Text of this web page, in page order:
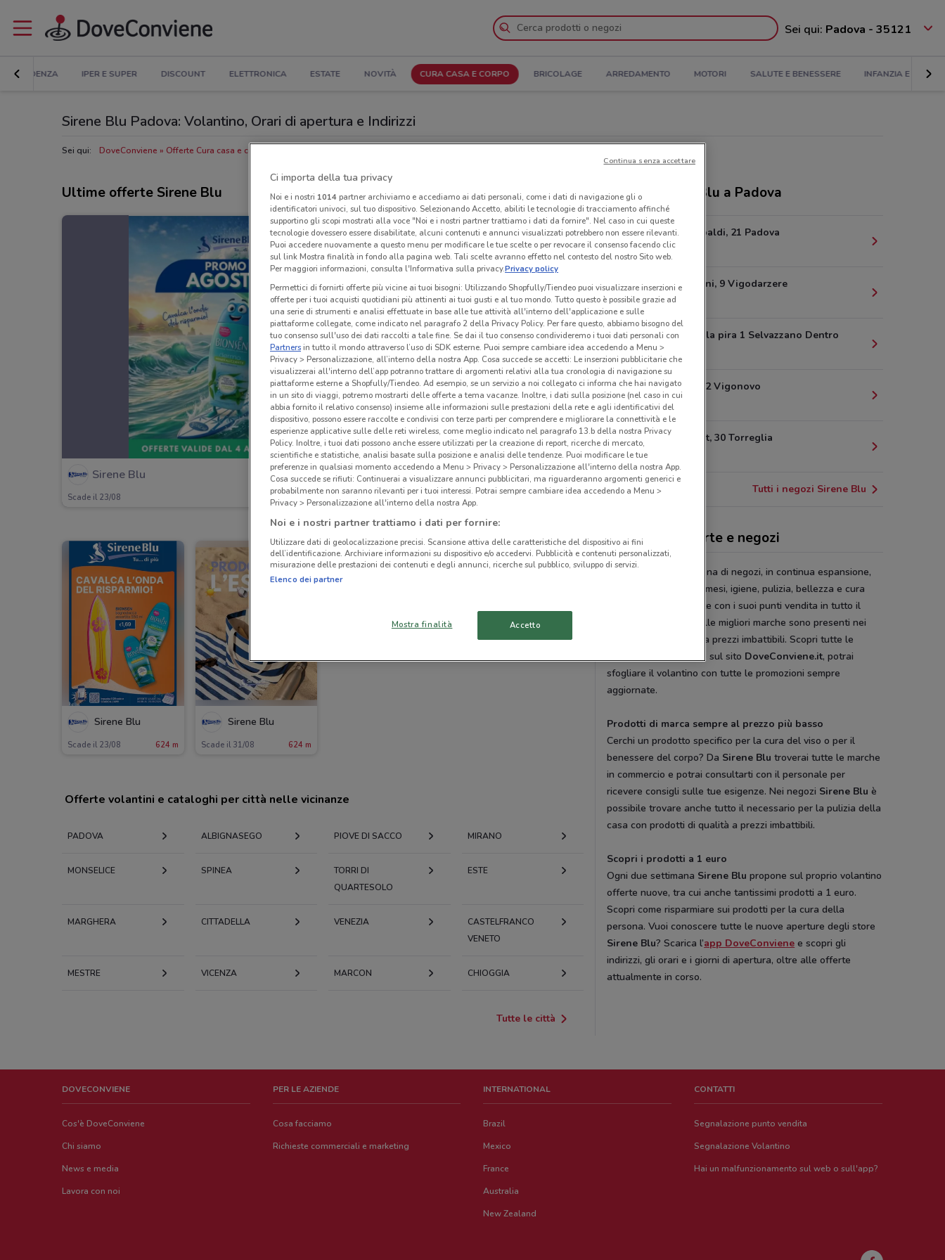
Sei qui: Padova - 35121
IN EVIDENZA IPER E SUPER DISCOUNT ELETTRONICA ESTATE NOVITÀ CURA CASA E CORPO BRICOLAGE ARREDAMENTO MOTORI SALUTE E BENESSERE INFANZIA E GIOCHI
Sirene Blu Padova: Volantino, Orari di apertura e Indirizzi
Sei qui: DoveConviene Offerte Cura casa e corpo a Padova
Ultime offerte Sirene Blu
Sirene Blu
Scade il 23/08
Sirene Blu
Scade il 23/08 624 m
Sirene Blu
Scade il 31/08 624 m
Offerte volantini e cataloghi per città nelle vicinanze
PADOVA ALBIGNASEGO PIOVE DI SACCO MIRANO
MONSELICE SPINEA
TORRI DI
QUARTESOLO
ESTE
MARGHERA CITTADELLA VENEZIA
CASTELFRANCO
VENETO
MESTRE VICENZA MARCON CHIOGGIA
Tutte le città
Negozi Sirene Blu a Padova
Corso Garibaldi, 21 Padova
624 m
Via Ca' Pisani, 9 Vigodarzere
5.8 km
Via giorgio la pira 1 Selvazzano Dentro
8.1 km
Via G. Alpi, 2 Vigonovo
9.8 km
Via Bachelet, 30 Torreglia
Tutti i negozi Sirene Blu
Sirene Blu, offerte e negozi
Sirene Blu
è una catena di negozi, in continua espansione,
specializzati nella cosmesi, igiene, pulizia, bellezza e cura
della persona presente con i suoi punti vendita in tutto il
Nord Est. I prodotti delle migliori marche sono presenti nei
punti vendita sempre a prezzi imbattibili. Scopri tutte le
offerte per il risparmio sul sito DoveConviene.it, potrai
sfogliare il volantino con tutte le promozioni sempre
aggiornate.
Prodotti di marca sempre al prezzo più basso
Cerchi un prodotto specifico per la cura del viso o per il
benessere del corpo? Da Sirene Blu troverai tutte le marche
in commercio e potrai consultarti con il personale per
ricevere consigli sulle tue esigenze. Nei negozi Sirene Blu è
possibile trovare anche tutto il necessario per la pulizia della
casa con prodotti di qualità a prezzi imbattibili.
Scopri i prodotti a 1 euro
Ogni due settimana Sirene Blu propone sul proprio volantino
offerte nuove, tra cui anche tantissimi prodotti a 1 euro.
Scopri come risparmiare sui prodotti per la cura della
persona. Vuoi conoscere tutte le nuove aperture degli store
Sirene Blu? Scarica l’app DoveConviene e scopri gli
indirizzi, gli orari e i giorni di apertura, oltre alle offerte
attualmente in corso.
DOVECONVIENE
Cos'è DoveConviene
Chi siamo
News e media
Lavora con noi
PER LE AZIENDE
Cosa facciamo
Richieste commerciali e marketing
INTERNATIONAL
Brazil
Mexico
France
Australia
New Zealand
CONTATTI
Segnalazione punto vendita
Segnalazione Volantino
Hai un malfunzionamento sul web o sull'app?
Ci importa della tua privacy
Noi e i nostri 1014partner archiviamo e accediamo ai dati personali, come i dati di navigazione gli o
identificatori univoci, sul tuo dispositivo. Selezionando Accetto, abiliti le tecnologie di tracciamento affinché
supportino gli scopi mostrati alla voce "Noi e i nostri partner trattiamo i dati da fornire". Nel caso in cui queste
tecnologie dovessero essere disabilitate, alcuni contenuti e annunci visualizzati potrebbero non essere rilevanti.
Puoi accedere nuovamente a questo menu per modificare le tue scelte o per revocare il consenso facendo clic
sul link Mostra finalità in fondo alla pagina web. Tali scelte avranno effetto nel contesto del nostro Sito web.
Per maggiori informazioni, consulta l'Informativa sulla privacy.Privacy policy
Permettici di fornirti offerte più vicine ai tuoi bisogni: Utilizzando Shopfully/Tiendeo puoi visualizzare inserzioni e
offerte per i tuoi acquisti quotidiani più attinenti ai tuoi gusti e al tuo mondo. Tutto questo è possibile grazie ad
una serie di strumenti e analisi effettuate in base alle tue attività all'interno dell'applicazione e sulle
piattaforme collegate, come indicato nel paragrafo 2 della Privacy Policy. Per fare questo, abbiamo bisogno del
tuo consenso sull'uso dei dati raccolti a tale fine. Se dai il tuo consenso condivideremo i tuoi dati personali con
Partnersin tutto il mondo attraverso l’uso di SDK esterne. Puoi sempre cambiare idea accedendo a Menu >
Privacy > Personalizzazione, all’interno della nostra App. Cosa succede se accetti: Le inserzioni pubblicitarie che
visualizzerai all'interno dell’app potranno trattare di argomenti relativi alla tua cronologia di navigazione su
piattaforme esterne a Shopfully/Tiendeo. Ad esempio, se un servizio a noi collegato ci informa che hai navigato
in un sito di viaggi, potremo mostrarti delle offerte a tema vacanze. Inoltre, i dati sulla posizione (nel caso in cui
abbia fornito il relativo consenso) insieme alle informazioni sulle prestazioni della rete e agli identificativi del
dispositivo, possono essere raccolte e condivisi con terze parti per comprendere e migliorare la connettività e le
esperienze applicative sulle delle reti wireless, come meglio indicato nel paragrafo 13.b della nostra Privacy
Policy. Inoltre, i tuoi dati possono anche essere utilizzati per la creazione di report, ricerche di mercato,
scientifiche e statistiche, analisi basate sulla posizione e analisi delle tendenze. Puoi modificare le tue
preferenze in qualsiasi momento accedendo a Menu > Privacy > Personalizzazione all'interno della nostra App.
Cosa succede se rifiuti: Continuerai a visualizzare annunci pubblicitari, ma riguarderanno argomenti generici e
probabilmente non saranno rilevanti per i tuoi interessi. Potrai sempre cambiare idea accedendo a Menu >
Privacy > Personalizzazione all'interno della nostra App.
Noi e i nostri partner trattiamo i dati per fornire:
Utilizzare dati di geolocalizzazione precisi. Scansione attiva delle caratteristiche del dispositivo ai fini
dell’identificazione. Archiviare informazioni su dispositivo e/o accedervi. Pubblicità e contenuti personalizzati,
misurazione delle prestazioni dei contenuti e degli annunci, ricerche sul pubblico, sviluppo di servizi.
Elenco dei partner
Mostra finalità Accetto
Continua senza accettare